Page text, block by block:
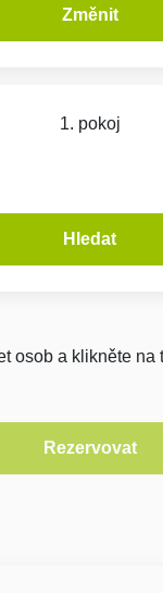
Změnit
1. pokoj
Hledat
osob a klikněte na